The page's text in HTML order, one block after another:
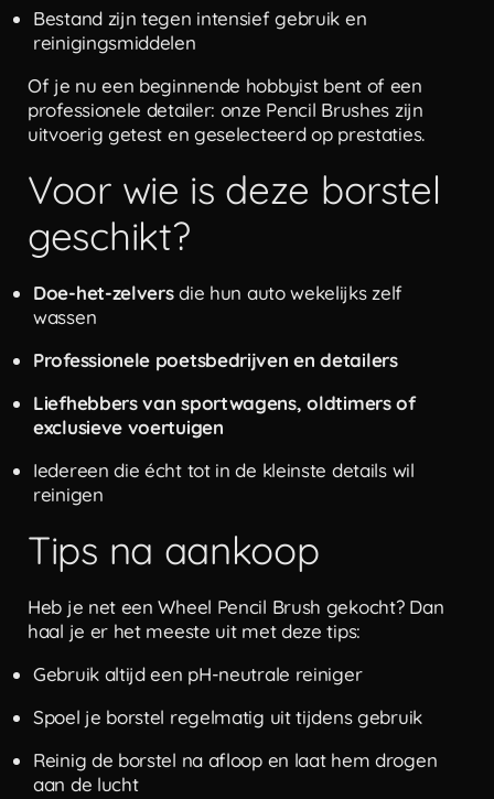
Bestand zijn tegen intensief gebruik en
reinigingsmiddelen
Of je nu een beginnende hobbyist bent of een
professionele detailer: onze Pencil Brushes zijn
uitvoerig getest en geselecteerd op prestaties.
Voor wie is deze borstel
geschikt?
Doe-het-zelversdie hun auto wekelijks zelf
wassen
Professionele poetsbedrijven en detailers
Liefhebbers van sportwagens, oldtimers of
exclusieve voertuigen
Iedereen die écht tot in de kleinste details wil
reinigen
Tips na aankoop
Heb je net een Wheel Pencil Brush gekocht? Dan
haal je er het meeste uit met deze tips:
Gebruik altijd een pH-neutrale reiniger
Spoel je borstel regelmatig uit tijdens gebruik
Reinig de borstel na afloop en laat hem drogen
aan de lucht